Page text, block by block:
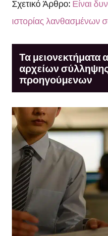
Σχετικό Άρθρο:Είναι
ιστορίας λανθασμένων
Τα μειονεκτήματα
αρχείων
προηγούμενων